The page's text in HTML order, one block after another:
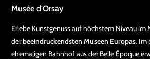
Musée d'Orsay
Erlebe Kunstgenuss auf höchstem Niveau im
derbeeindruckendsten Museen Europas. Im
ehemaligen Bahnhof aus der Belle Époque